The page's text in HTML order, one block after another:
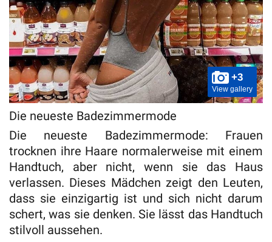
+3
View gallery
Die neueste Badezimmermode
Die neueste Badezimmermode: Frauen
trocknen ihre Haare normalerweise mit einem
Handtuch, aber nicht, wenn sie das Haus
verlassen. Dieses Mädchen zeigt den Leuten,
dass sie einzigartig ist und sich nicht darum
schert, was sie denken. Sie lässt das Handtuch
stilvoll aussehen.